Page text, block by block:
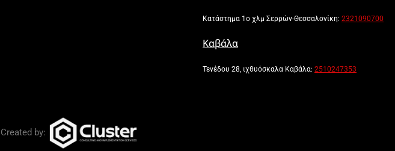
Κατάστημα 1ο χλμ Σερρών-Θεσσαλονίκη: 2321090700
Καβάλα
Τενέδου 28, ιχθυόσκαλα Καβάλα: 2510247353
Created by: